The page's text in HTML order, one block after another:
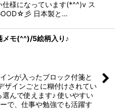
仕様になっています(*^^)v ス
彡 日本製と…
メモ(^^)/5絵柄入り♪
ンが入ったブロック付箋と
ザインごとに糊付けされてい
んで使えます♪ 使いやすい
で、仕事や勉強でも活躍す